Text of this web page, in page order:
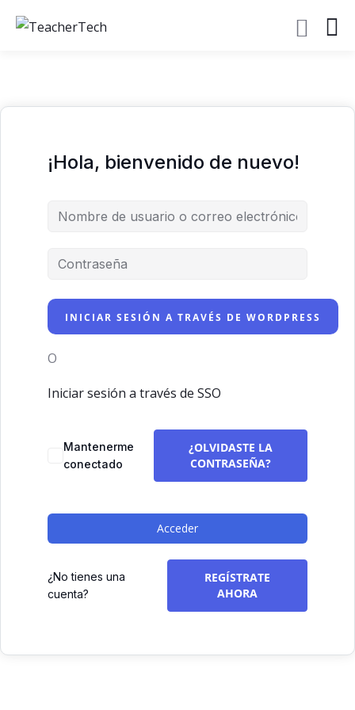
¡Hola, bienvenido de nuevo!
O
Iniciar sesión a través de SSO
Mantenerme
conectado
¿OLVIDASTE LA
CONTRASEÑA?
Acceder
¿No tienes una
cuenta?
REGÍSTRATE
AHORA